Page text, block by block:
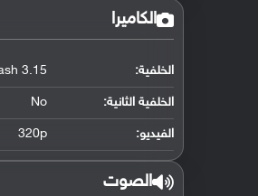
الكاميرا
الخلفية: 3.15 MP, LED flash
الخلفية الثانية: No
الفيديو: 320p
الصوت